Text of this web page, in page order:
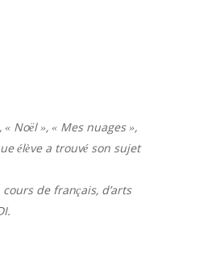
Noël », « Mes nuages »,
élève a trouvé son sujet
de français, d’arts